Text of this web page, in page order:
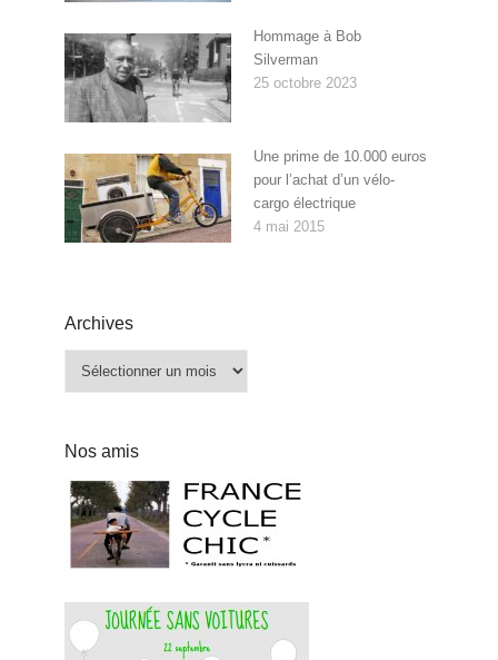
Hommage à Bob
Silverman
25 octobre 2023
Une prime de 10.000 euros
pour l’achat d’un vélo-
cargo électrique
4 mai 2015
Archives
Archives
Nos amis